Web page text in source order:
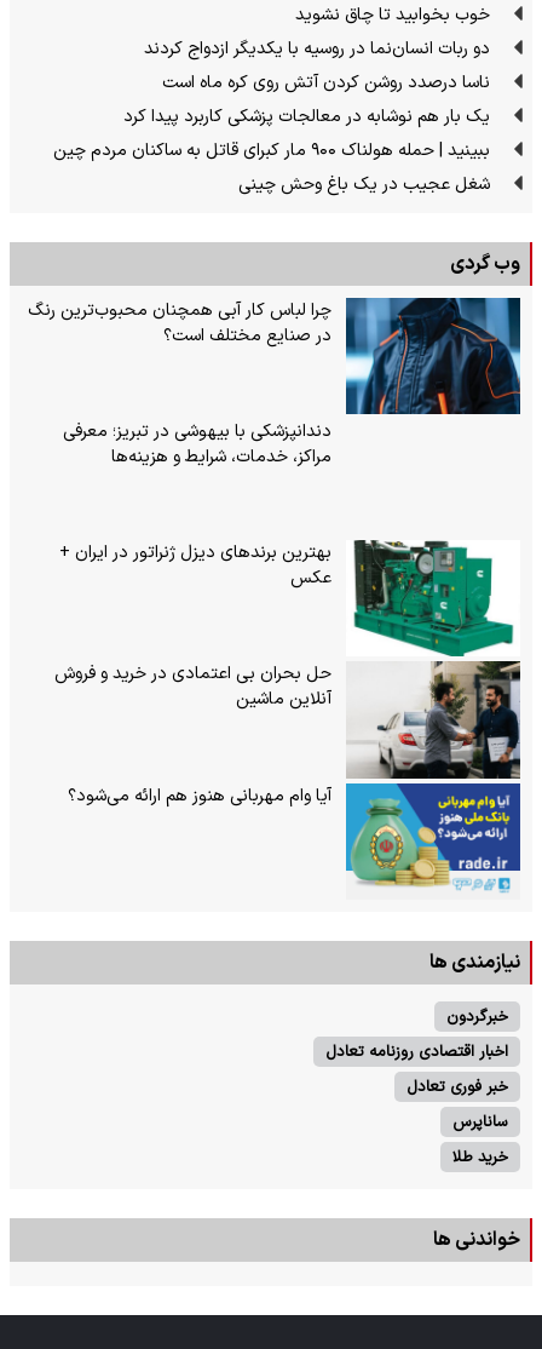
خوب بخوابید تا چاق نشوید
دو ربات انسان‌نما در روسیه با یکدیگر ازدواج کردند
ناسا درصدد روشن کردن آتش روی کره ماه است
یک بار هم نوشابه در معالجات پزشکی کاربرد پیدا کرد
ببینید | حمله هولناک ۹۰۰ مار کبرای قاتل به ساکنان مردم چین
شغل عجیب در یک باغ وحش چینی
وب گردی
چرا لباس کار آبی همچنان محبوب‌ترین رنگ
در صنایع مختلف است؟
دندانپزشکی با بیهوشی در تبریز؛ معرفی
مراکز، خدمات، شرایط و هزینه‌ها
بهترین برندهای دیزل ژنراتور در ایران +
عکس
حل بحران بی‌ اعتمادی در خرید و فروش
آنلاین ماشین
آیا وام مهربانی هنوز هم ارائه می‌شود؟
نیازمندی ها
خبرگردون
اخبار اقتصادی روزنامه تعادل
خبر فوری تعادل
ساناپرس
خرید طلا
خواندنی ها